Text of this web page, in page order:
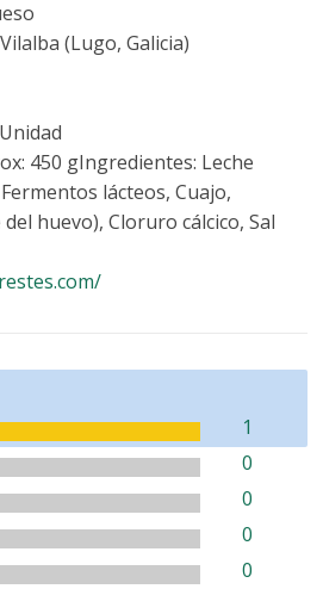
Vilalba (Lugo, Galicia)
450 gIngredientes: Leche
lácteos, Cuajo,
huevo), Cloruro cálcico, Sal
1
0
0
0
0